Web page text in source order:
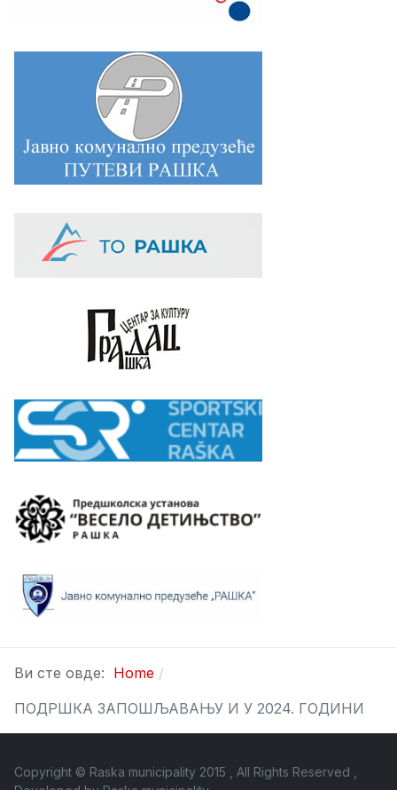
Ви сте овде: Home
ПОДРШКА ЗАПОШЉАВАЊУ И У 2024. ГОДИНИ
Copyright © Raska municipality 2015 , All Rights Reserved ,